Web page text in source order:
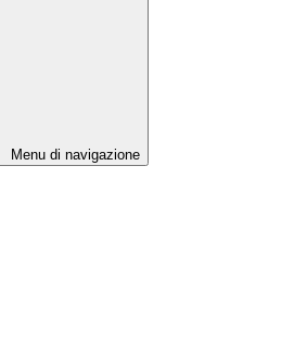
Menu di navigazione